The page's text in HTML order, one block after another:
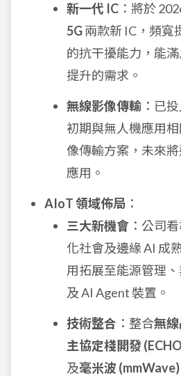
新一代 IC ：將於
5G兩款新 IC，頻寬
的抗干擾能力，能
提升的需求。
無線影像傳輸 ：已
初期與無人機應用
像傳輸方案，未來
應用。
AIoT 領域佈局 ：
三大新機會 ：公司
化社會及邊緣 AI 成
用拓展至能源管理
及 AI Agent 裝置。
技術整合 ：整合無
主協定棧開發
及毫米波 (mmWave)